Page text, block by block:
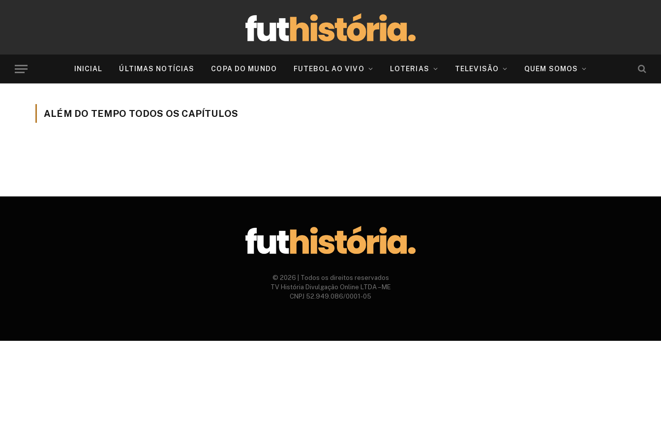
INICIAL ÚLTIMAS NOTÍCIAS COPA DO MUNDO FUTEBOL AO VIVO LOTERIAS TELEVISÃO QUEM SOMOS
ALÉM DO TEMPO TODOS OS CAPÍTULOS
© 2026 | Todos os direitos reservados
TV História Divulgação Online LTDA – ME
CNPJ 52.949.086/0001-05